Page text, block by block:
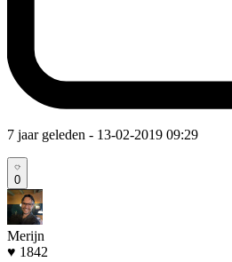
7 jaar geleden - 13-02-2019 09:29
0
Merijn
♥ 1842